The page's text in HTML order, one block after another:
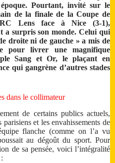
Pourtant, invité sur le
de la finale de la Coupe de
Lens face à Nice (3-1),
a surpris son monde. Celui qui
droite ni de gauche » a mis de
pour livrer une magnifique
Sang et Or, le plaçant en
qui gangrène d’autres stades
dans le collimateur
de certains publics actuels,
et les envahissements de
flanche (comme on l’a vu
au dégoût du sport. Pour
de sa pensée, voici l’intégralité